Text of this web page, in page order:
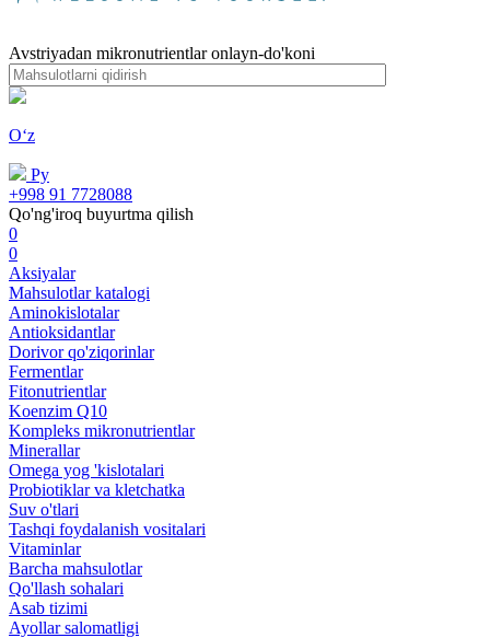
Avstriyadan mikronutrientlar onlayn-do'koni
Oʻz
Ру
+998 91 7728088
Qo'ng'iroq buyurtma qilish
0
0
Aksiyalar
Mahsulotlar katalogi
Aminokislotalar
Antioksidantlar
Dorivor qo'ziqorinlar
Fermentlar
Fitonutrientlar
Koenzim Q10
Kompleks mikronutrientlar
Minerallar
Omega yog 'kislotalari
Probiotiklar va kletchatka
Suv o'tlari
Tashqi foydalanish vositalari
Vitaminlar
Barcha mahsulotlar
Qo'llash sohalari
Asab tizimi
Ayollar salomatligi